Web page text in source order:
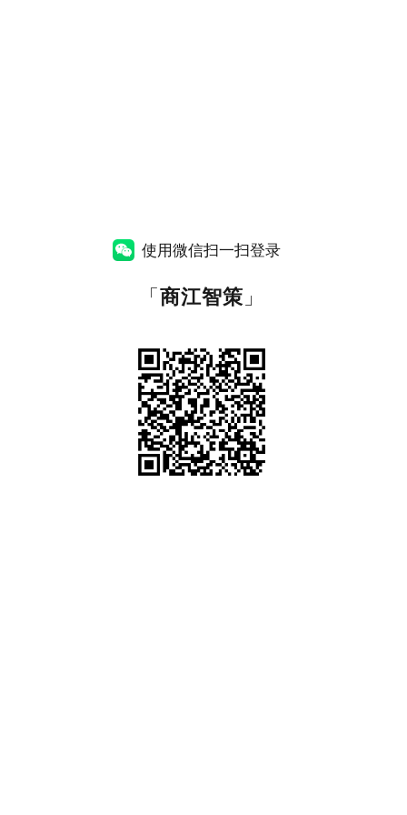
使用微信扫一扫登录
「商江智策 」